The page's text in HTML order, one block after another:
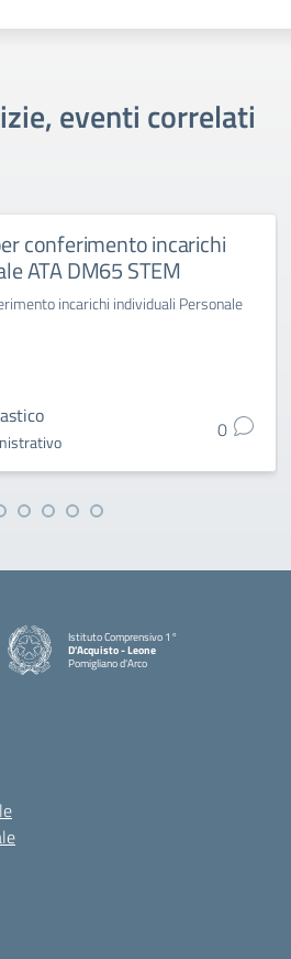
eventi correlati
conferimento incarichi
ATA DM65 STEM
incarichi individuali Personale
0
Istituto Comprensivo 1°
D'Acquisto - Leone
Pomigliano d'Arco
— Visita la pagina iniziale della scuola